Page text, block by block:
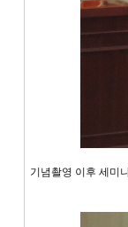
기념촬영 이후 세미